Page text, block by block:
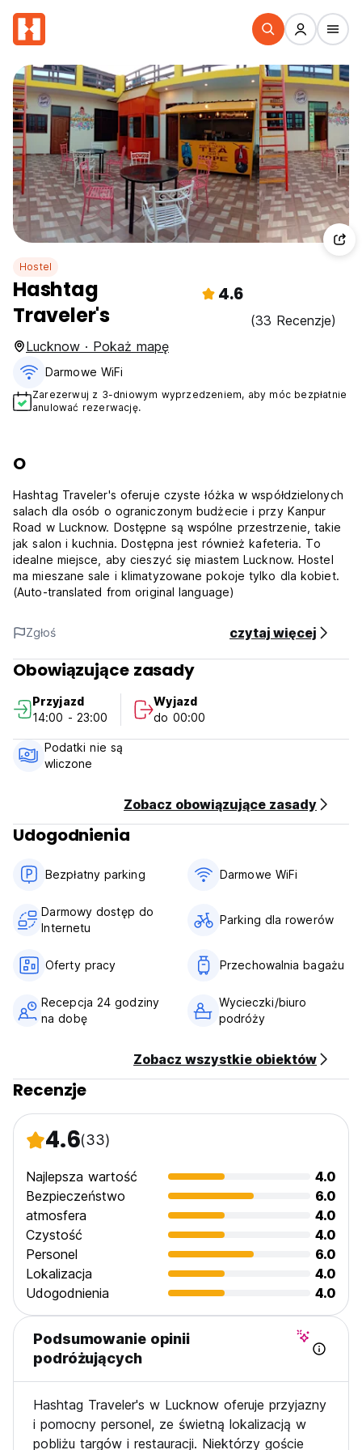
Hostel
Hashtag
Traveler's
4.6
(33 Recenzje)
Lucknow · Pokaż mapę
Darmowe WiFi
Zarezerwuj z 3-dniowym wyprzedzeniem, aby móc bezpłatnie
anulować rezerwację.
O
Hashtag Traveler's oferuje czyste łóżka w współdzielonych
salach dla osób o ograniczonym budżecie i przy Kanpur
Road w Lucknow. Dostępne są wspólne przestrzenie, takie
jak salon i kuchnia. Dostępna jest również kafeteria. To
idealne miejsce, aby cieszyć się miastem Lucknow. Hostel
ma mieszane sale i klimatyzowane pokoje tylko dla kobiet.
(Auto-translated from original language)
Zgłoś czytaj więcej
Obowiązujące zasady
Przyjazd
14:00 - 23:00
Wyjazd
do 00:00
Podatki nie są
wliczone
Zobacz obowiązujące zasady
Udogodnienia
Bezpłatny parking Darmowe WiFi
Darmowy dostęp do
Internetu
Parking dla rowerów
Oferty pracy Przechowalnia bagażu
Recepcja 24 godziny
na dobę
Wycieczki/biuro
podróży
Zobacz wszystkie obiektów
Recenzje
4.6(33)
Najlepsza wartość
4.0
Bezpieczeństwo
6.0
atmosfera
4.0
Czystość
4.0
Personel
6.0
Lokalizacja
4.0
Udogodnienia
4.0
Podsumowanie opinii
podróżujących
Hashtag Traveler's w Lucknow oferuje przyjazny
i pomocny personel, ze świetną lokalizacją w
pobliżu targów i restauracji. Niektórzy goście